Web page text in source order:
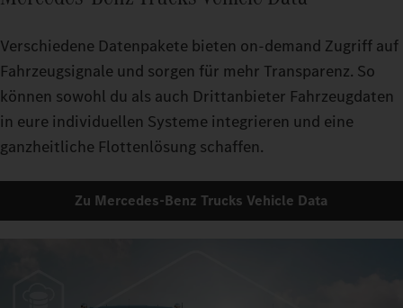
Verschiedene Datenpakete bieten on-demand Zugriff auf
Fahrzeugsignale und sorgen für mehr Transparenz. So
können sowohl du als auch Drittanbieter Fahrzeugdaten
in eure individuellen Systeme integrieren und eine
ganzheitliche Flottenlösung schaffen.
Zu Mercedes-Benz Trucks Vehicle Data